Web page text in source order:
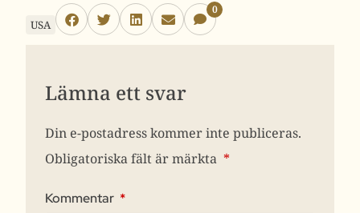
USA
0
Lämna ett svar
Din e-postadress kommer inte publiceras.
Obligatoriska fält är märkta *
Kommentar *